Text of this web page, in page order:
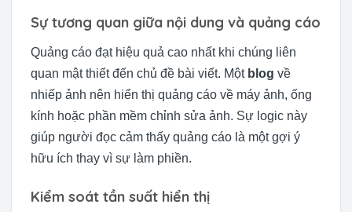
Sự tương quan giữa nội dung và quảng cáo
Quảng cáo đạt hiệu quả cao nhất khi chúng liên
quan mật thiết đến chủ đề bài viết. Một blog về
nhiếp ảnh nên hiển thị quảng cáo về máy ảnh, ống
kính hoặc phần mềm chỉnh sửa ảnh. Sự logic này
giúp người đọc cảm thấy quảng cáo là một gợi ý
hữu ích thay vì sự làm phiền.
Kiểm soát tần suất hiển thị